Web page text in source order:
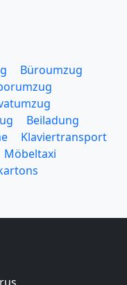
Büroumzug
Beiladung
Klaviertransport
Möbeltaxi